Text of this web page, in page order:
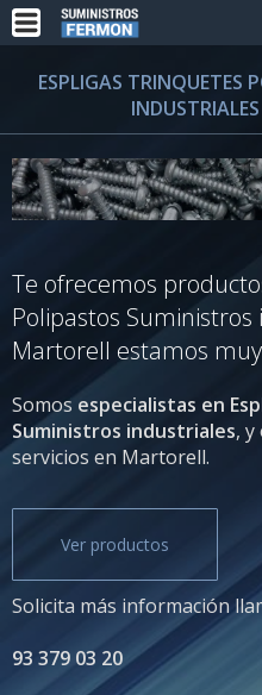
ESPLIGAS TRINQUETES
Te ofrecemos
Polipastos Suministros
Martorell estamos
Somos especialistas en
Suministros industriales,
servicios en Martorell.
Ver productos
Solicita más información
93 379 03 20